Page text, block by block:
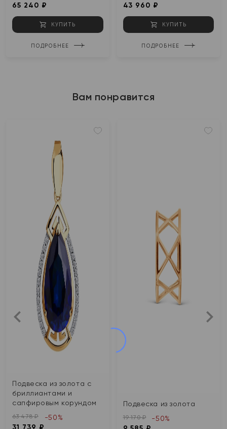
65 240 ₽
КУПИТЬ
ПОДРОБНЕЕ
43 960 ₽
КУПИТЬ
ПОДРОБНЕЕ
Вам понравится
Подвеска из золота с
бриллиантами и
сапфировым корундом
63 478 ₽
31 739 ₽
-50%
Подвеска из золота
19 170 ₽ -50%